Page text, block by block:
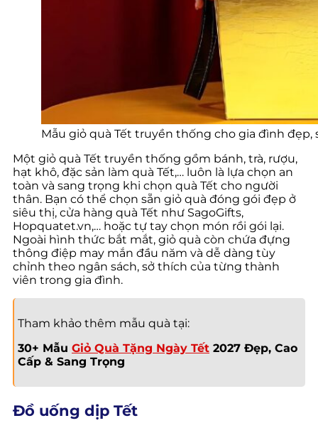
Mẫu giỏ quà Tết truyền thống cho gia đình đẹp,
Một giỏ quà Tết truyền thống gồm bánh, trà, rượu,
hạt khô, đặc sản làm quà Tết,… luôn là lựa chọn an
toàn và sang trọng khi chọn quà Tết cho người
thân. Bạn có thể chọn sẵn giỏ quà đóng gói đẹp ở
siêu thị, cửa hàng quà Tết như SagoGifts,
Hopquatet.vn,… hoặc tự tay chọn món rồi gói lại.
Ngoài hình thức bắt mắt, giỏ quà còn chứa đựng
thông điệp may mắn đầu năm và dễ dàng tùy
chỉnh theo ngân sách, sở thích của từng thành
viên trong gia đình.
Tham khảo thêm mẫu quà tại:
30+ Mẫu Giỏ Quà Tặng Ngày Tết 2027 Đẹp, Cao
Cấp & Sang Trọng
Đồ uống dịp Tết